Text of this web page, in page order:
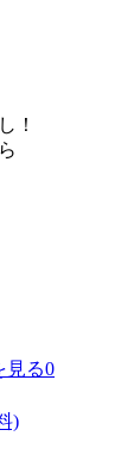
！
見る0
)